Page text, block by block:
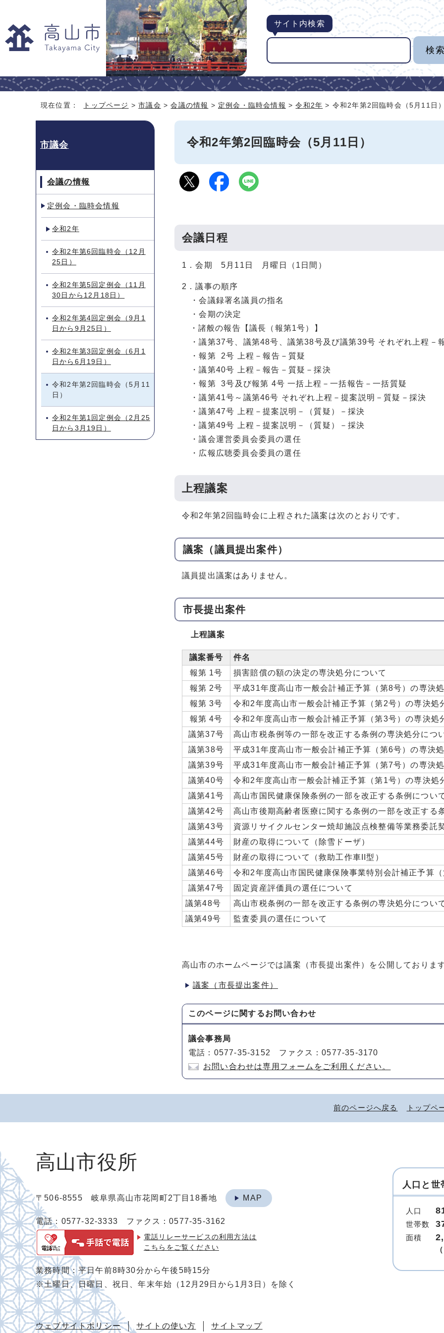
サイト内検索
現在位置： トップページ >市議会 >会議の情報 > 定例会・臨時会情報 >令和2年 > 令和2年第2回臨時会（5月11日
令和2年第2回臨時会（5月11日）
会議日程
1．会期 5月11日 月曜日（1日間）
2．議事の順序
・会議録署名議員の指名
・会期の決定
・諸般の報告【議長（報第1号）】
・議第37号、議第48号、議第38号及び議第39号 それぞれ上程－
・報第 2号 上程－報告－質疑
・議第40号 上程－報告－質疑－採決
・報第 3号及び報第 4号 一括上程－一括報告－一括質疑
・議第41号～議第46号 それぞれ上程－提案説明－質疑－採決
・議第47号 上程－提案説明－（質疑）－採決
・議第49号 上程－提案説明－（質疑）－採決
・議会運営委員会委員の選任
・広報広聴委員会委員の選任
上程議案
令和2年第2回臨時会に上程された議案は次のとおりです。
議案（議員提出案件）
議員提出議案はありません。
市長提出案件
上程議案
議案番号
件名
報第 1号
損害賠償の額の決定の専決処分について
報第 2号
平成31年度高山市一般会計補正予算（第8号）の専決
報第 3号
令和2年度高山市一般会計補正予算（第2号）の専決処
報第 4号
令和2年度高山市一般会計補正予算（第3号）の専決処
議第37号
高山市税条例等の一部を改正する条例の専決処分につ
議第38号
平成31年度高山市一般会計補正予算（第6号）の専決
議第39号
平成31年度高山市一般会計補正予算（第7号）の専決
議第40号
令和2年度高山市一般会計補正予算（第1号）の専決処
議第41号
高山市国民健康保険条例の一部を改正する条例につい
議第42号
高山市後期高齢者医療に関する条例の一部を改正する
議第43号
資源リサイクルセンター焼却施設点検整備等業務委託
議第44号
財産の取得について（除雪ドーザ）
議第45号
財産の取得について（救助工作車II型）
議第46号
令和2年度高山市国民健康保険事業特別会計補正予算
議第47号
固定資産評価員の選任について
議第48号
高山市税条例の一部を改正する条例の専決処分につい
議第49号
監査委員の選任について
高山市のホームページでは議案（市長提出案件）を公開しておりま
議案（市長提出案件）
このページに関するお問い合わせ
議会事務局
電話：0577-35-3152 ファクス：0577-35-3170
お問い合わせは専用フォームをご利用ください。
市議会
会議の情報
定例会・臨時会情報
令和2年
令和2年第6回臨時会（12月
25日）
令和2年第5回定例会（11月
30日から12月18日）
令和2年第4回定例会（9月1
日から9月25日）
令和2年第3回定例会（6月1
日から6月19日）
令和2年第2回臨時会（5月11
日）
令和2年第1回定例会（2月25
日から3月19日）
前のページへ戻る トップペ
高山市役所
〒506-8555 岐阜県高山市花岡町2丁目18番地 MAP
電話：0577-32-3333 ファクス：0577-35-3162
電話リレーサービスの利用方法は
こちらをご覧ください
業務時間：平日午前8時30分から午後5時15分
※土曜日、日曜日、祝日、年末年始（12月29日から1月3日）を除く
人口と世
人口
世帯数
面積
ウェブサイトポリシー サイトの使い方 サイトマップ